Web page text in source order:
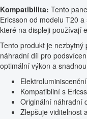
Kompatibilita: Tento
Ericsson od modelu T20
které na displeji používají
Tento produkt je
náhradní díl pro
optimální výkon a
Kompatibilní s
Originální náhradní
Zlepšuje viditelnost